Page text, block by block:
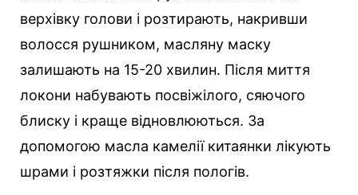
верхівку голови і розтирають, накривши
волосся рушником, масляну маску
залишають на 15-20 хвилин. Після миття
локони набувають посвіжілого, сяючого
блиску і краще відновлюються. За
допомогою масла камелії китаянки лікують
шрами і розтяжки після пологів.